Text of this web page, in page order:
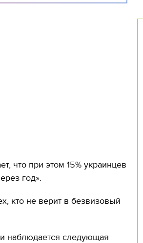
что при этом 15% украинцев
год».
кто не верит в безвизовый
наблюдается следующая